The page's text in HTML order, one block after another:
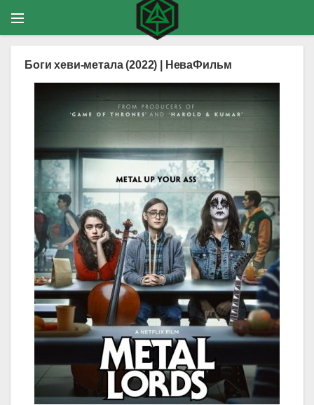
Боги хеви-метала (2022) | НеваФильм